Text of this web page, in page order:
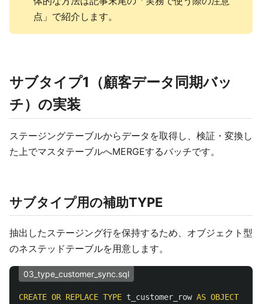
点」で紹介します。
サブタイプ1（顧客データ同期バッ
チ）の実装
ステージングテーブルからデータを取得し、検証・変換し
た上でマスタテーブルへMERGEするバッチです。
サブタイプ用の補助TYPE
抽出したステージング行を保持するため、オブジェクト型
のネステッドテーブルを用意します。
03_type_customer_sync.sql
CREATE OR REPLACE TYPE t_customer_row AS OBJECT